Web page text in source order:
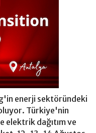
enerji sektöründeki
Türkiye'nin
elektrik dağıtım ve